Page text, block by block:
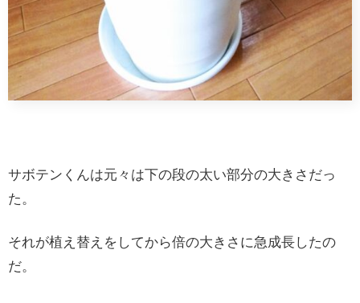
サボテンくんは元々は下の段の太い部分の大きさだっ
た。
それが植え替えをしてから倍の大きさに急成長したの
だ。